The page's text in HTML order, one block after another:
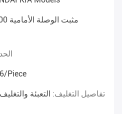
54830-2G000 مثبت الوصلة الأمامية
piece
تفاصيل التغليف: التعبئة